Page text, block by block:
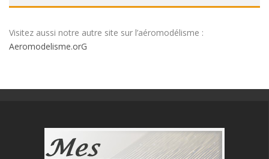
Visitez aussi notre autre site sur l’aéromodélisme :
Aeromodelisme.orG